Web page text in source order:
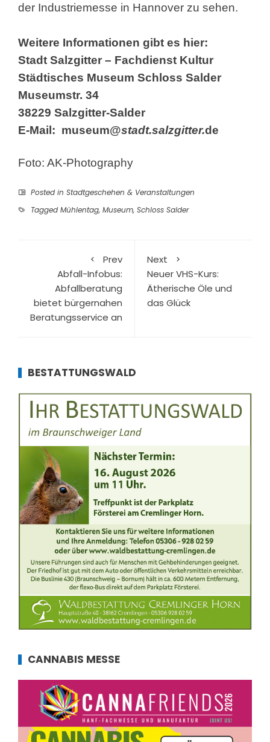
der Industriemesse in Hannover zu sehen.
Weitere Informationen gibt es hier:
Stadt Salzgitter – Fachdienst Kultur
Städtisches Museum Schloss Salder
Museumstr. 34
38229 Salzgitter-Salder
E-Mail: museum@stadt.salzgitter.de
Foto: AK-Photography
Posted in Stadtgeschehen & Veranstaltungen
Tagged Mühlentag, Museum, Schloss Salder
Prev
Abfall-Infobus:
Abfallberatung
bietet bürgernahen
Beratungsservice an
Next
Neuer VHS-Kurs:
Ätherische Öle und
das Glück
BESTATTUNGSWALD
CANNABIS MESSE